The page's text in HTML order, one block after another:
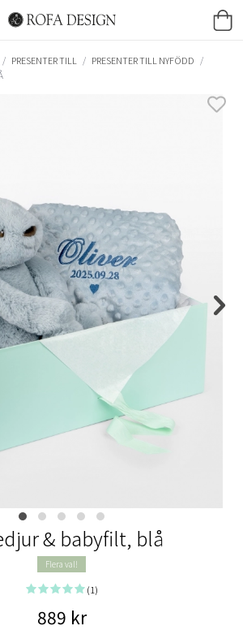
/ PRESENTER TILL / PRESENTER TILL NYFÖDD /
& babyfilt, blå
Flera val!
(1)
889 kr